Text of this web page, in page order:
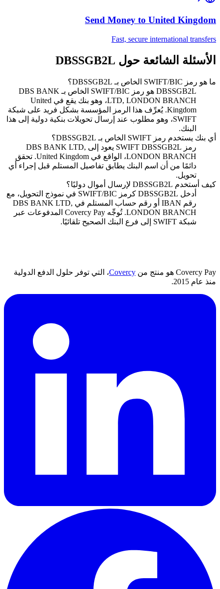
Send Money to United Kingdom
Fast, secure international transfers
الأسئلة الشائعة حول DBSSGB2L
ما هو رمز SWIFT/BIC الخاص بـ DBSSGB2L؟
DBSSGB2L هو رمز SWIFT/BIC الخاص بـ DBS BANK
LTD, LONDON BRANCH، وهو بنك يقع في United
Kingdom. يُعرِّف هذا الرمز المؤسسة بشكل فريد على شبكة
SWIFT، وهو مطلوب عند إرسال تحويلات بنكية دولية إلى هذا
البنك.
أي بنك يستخدم رمز SWIFT الخاص بـ DBSSGB2L؟
رمز SWIFT DBSSGB2L يعود إلى DBS BANK LTD,
LONDON BRANCH، الواقع في United Kingdom. تحقق
دائمًا من أن اسم البنك يطابق تفاصيل المستلم قبل إجراء أي
تحويل.
كيف أستخدم DBSSGB2L لإرسال أموال دوليًا؟
أدخل DBSSGB2L كرمز SWIFT/BIC في نموذج التحويل، مع
رقم IBAN أو رقم حساب المستلم في DBS BANK LTD,
LONDON BRANCH. تُوجِّه Covercy Pay المدفوعات عبر
شبكة SWIFT إلى فرع البنك الصحيح تلقائيًا.
Covercy Pay هو منتج من Covercy، التي توفر حلول الدفع الدولية
منذ عام 2015.